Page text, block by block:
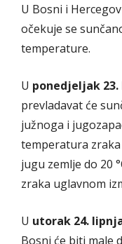
U Bosni i
očekuje se
temperature.
U ponedjeljak
prevladavat će
južnoga i
temperatura zraka
jugu zemlje do 20
zraka uglavnom
U utorak 24.
Bosni će biti male